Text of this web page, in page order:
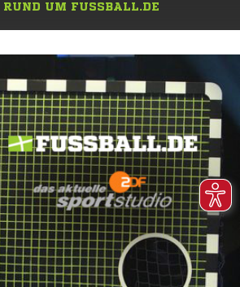
RUND UM FUSSBALL.DE